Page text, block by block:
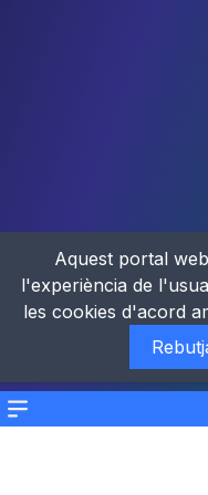
Menu
Aquest portal
l'experiència de
les cookies d'acord